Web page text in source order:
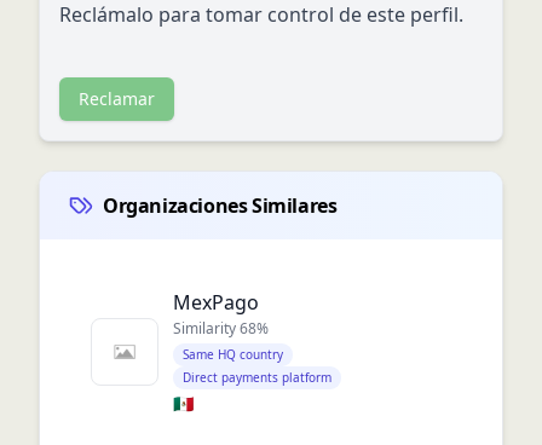
Reclámalo para tomar control de este perfil.
Reclamar
Organizaciones Similares
MexPago
Similarity68%
Same HQ country
Direct payments platform
🇲🇽